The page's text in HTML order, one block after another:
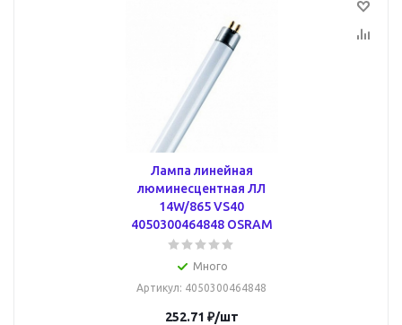
Лампа линейная
люминесцентная ЛЛ
14W/865 VS40
4050300464848 OSRAM
Много
Артикул: 4050300464848
252.71 ₽/шт